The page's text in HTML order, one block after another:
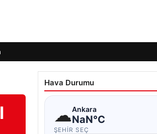
Hava Durumu
☁Ankara
NaN°C
ŞEHIR SEÇ